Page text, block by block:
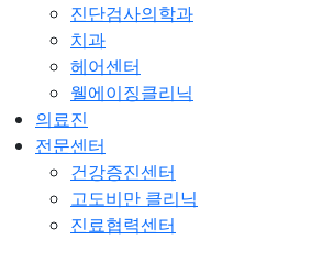
진단검사의학과
치과
헤어센터
웰에이징클리닉
의료진
전문센터
건강증진센터
고도비만 클리닉
진료협력센터